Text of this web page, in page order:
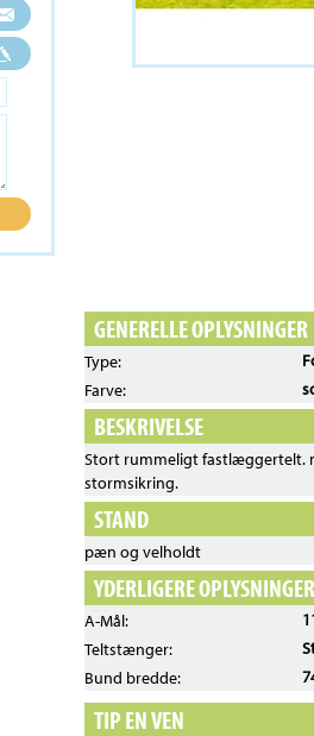
GENERELLE OPLYSNINGER
Type:
Farve:
BESKRIVELSE
Stort rummeligt fastlæggertelt.
stormsikring.
STAND
pæn og velholdt
YDERLIGERE OPLYSNINGER
A-Mål:
Teltstænger:
Bund bredde:
TIP EN VEN